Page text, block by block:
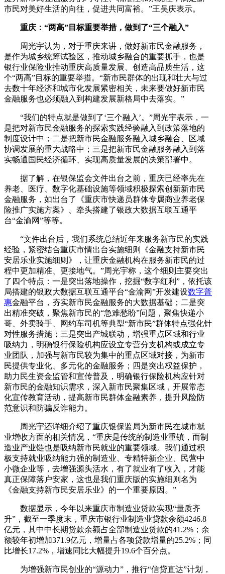
市民对美好生活的向往，促进共同富裕。”王吴庆表示。
重庆：“两高”目标重要举措，做到了“三个融入”
周光宇认为，对于重庆来讲，做好新市民金融服务，
是作为城乡统筹试验区，推动城乡融合的重要抓手，也是
银行业保险业推动重庆高质量发展、创造高品质生活，这
个“两高”目标的重要举措。“新市民群体的出现和壮大与过
去数十年经济和城市化发展紧密相关，未来要做好新市民
金融服务也必须融入到构建发展新格局中去落实。”
“我们的特点就是做到了‘三个融入’。”周光宇表示，一
是把对新市民金融服务的探索实践经验融入到政策落地的
制度设计中；二是把新市民金融服务融入城乡融合、区域
协调发展的重大战略中；三是把新市民金融服务融入到落
实畅通国民经济循环、实现高质量发展的决策部署中。
据了解，在银保监会文件出台之前，重庆已经率先在
养老、医疗、数字化基础设施等领域积极探索创新新市民
金融服务，如出台了《重庆市快递员群体专属商业养老保
险推广实施方案》、牵头搭建了银政大数据互联互通平
台“金渝网”等等。
“文件出台后，我们系统总结近年来服务新市民的实践
经验，紧密结合重庆市情出台实施细则《金融支持新市民
安居乐业实施细则》，让重庆金融机构在服务新市民的过
程中更加精准、更接地气。”周光宇称，这个细则主要突出
了四个特点：一是突出落地操作，挖掘“数字红利”，依托该
局搭建的银政大数据互联互通平台“金渝网”开发建设数字普
惠金融平台，夯实新市民金融服务的大数据基础；二是突
出精准突破，聚焦新市民的“急难愁盼”问题，聚焦快递小
哥、外卖骑手、网约车司机等典型“新市民”群体特点强化针
对性服务措施；三是突出产城联动，增强重点区域和行业
吸纳力，明确银行保险机构应设立专营分支机构或成立专
业团队，加强与新市民较为集中的重点区域对接，为新市
民提供专业化、多元化的金融服务；四是突出权益保护，
助力民生资金监管和宣传普及，明确银行保险机构应针对
新市民的金融知识需求，深入新市民聚集区域，开展常态
化宣传教育活动，提高新市民群体金融素养，提升风险防
范意识和防骗反诈能力。
周光宇还详细介绍了重庆银保监局为新市民在城市就
业增收方面的相关情况，“重庆是传统的制造业重镇，而制
造业产业链也是吸纳新市民就业的重要领域。我们通过积
极支持就业吸纳能力强的制造业、专精特新企业、民营中
小微企业等，去增强源头活水，有了就业有了收入，才能
真正保障落户安家，这也是我们重庆版的实施细则名为
《金融支持新市民安居乐业》的一个重要原因。”
数据显示，今年以来重庆市制造业贷款实现“量质齐
升”，截至一季度末，重庆市银行业制造业贷款余额4246.8
亿元，其中中长期贷款余额占全部制造业贷款的41.2%；余
额较年初增加371.9亿元，增量占各项贷款增量的25.2%；同
比增长17.2%，增速同比大幅提升19.6个百分点。
为增强新市民创业的“源动力”，推行“信贷直达”计划，